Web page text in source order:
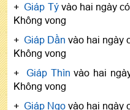
+Giáp Tývào hai ngày
Không vong
+Giáp Dần vào hai ngày
Không vong
+ Giáp Thìn vào hai
Không vong
+ Giáp Ngọ vào hai ngày